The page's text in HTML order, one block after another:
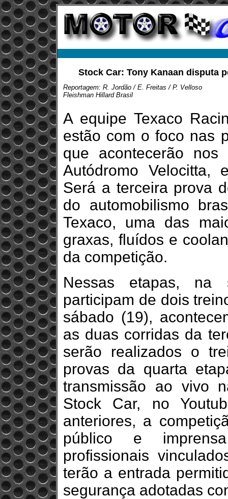
Stock Car: Tony Kanaan disputa
Reportagem: R. Jordão / E. Freitas / P. Velloso
Fleishman Hillard Brasil
A equipe Texaco
estão com o foco nas
que acontecerão
Autódromo Velocitta,
Será a terceira prova
do automobilismo
Texaco, uma das
graxas, fluídos e
da competição.
Nessas etapas, na
participam de dois
sábado (19),
as duas corridas da
serão realizados o
provas da quarta
transmissão ao vivo
Stock Car, no
anteriores, a
público e
profissionais
terão a entrada
segurança adotadas